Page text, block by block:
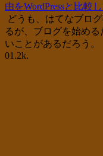
由をWordPressと比較
どうも、はてなブロ
るが、ブログを始め
いことがあるだろう。
01.2k.